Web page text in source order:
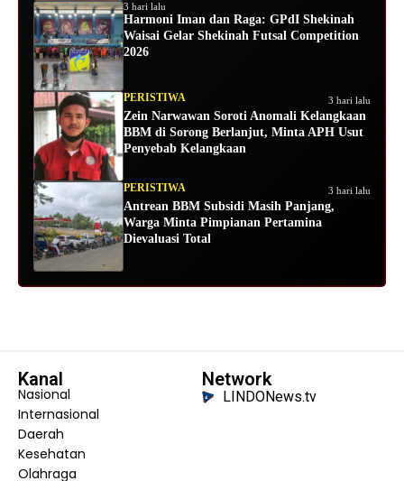
3 hari lalu
Harmoni Iman dan Raga: GPdI Shekinah
Waisai Gelar Shekinah Futsal Competition
2026
PERISTIWA 3 hari lalu
Zein Narwawan Soroti Anomali Kelangkaan
BBM di Sorong Berlanjut, Minta APH Usut
Penyebab Kelangkaan
PERISTIWA 3 hari lalu
Antrean BBM Subsidi Masih Panjang,
Warga Minta Pimpianan Pertamina
Dievaluasi Total
Kanal
Nasional
Internasional
Daerah
Kesehatan
Olahraga
Network
LINDONews.tv